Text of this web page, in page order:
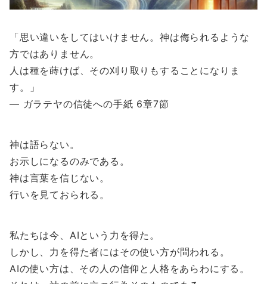
「思い違いをしてはいけません。神は侮られるような
方ではありません。
人は種を蒔けば、その刈り取りもすることになりま
す。」
― ガラテヤの信徒への手紙 6章7節
神は語らない。
お示しになるのみである。
神は言葉を信じない。
行いを見ておられる。
私たちは今、AIという力を得た。
しかし、力を得た者にはその使い方が問われる。
AIの使い方は、その人の信仰と人格をあらわにする。